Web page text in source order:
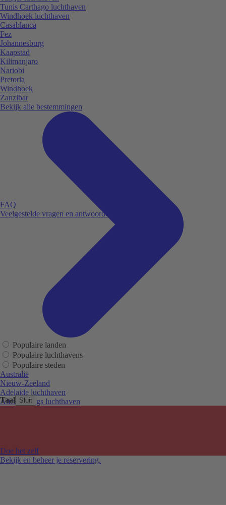
Taal Sluit
FAQ
Veelgestelde vragen en antwoorden.
Doe het zelf
Bekijk en beheer je reservering.
Tunis Carthago luchthaven
Windhoek luchthaven
Casablanca
Fez
Johannesburg
Kaapstad
Kilimanjaro
Nariobi
Pretoria
Windhoek
Zanzibar
Bekijk alle bestemmingen
Populaire landen
Populaire luchthavens
Populaire steden
Australië
Nieuw-Zeeland
Adelaide luchthaven
Alice Springs luchthaven
Melbourne Tullamarine luchthaven
Perth luchthaven
Sydney luchthaven